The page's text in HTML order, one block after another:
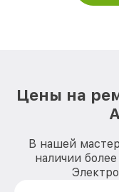
Цены на
В нашей
наличии